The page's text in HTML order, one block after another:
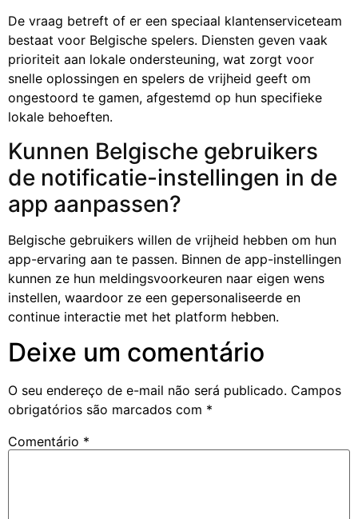
De vraag betreft of er een speciaal klantenserviceteam
bestaat voor Belgische spelers. Diensten geven vaak
prioriteit aan lokale ondersteuning, wat zorgt voor
snelle oplossingen en spelers de vrijheid geeft om
ongestoord te gamen, afgestemd op hun specifieke
lokale behoeften.
Kunnen Belgische gebruikers
de notificatie-instellingen in de
app aanpassen?
Belgische gebruikers willen de vrijheid hebben om hun
app-ervaring aan te passen. Binnen de app-instellingen
kunnen ze hun meldingsvoorkeuren naar eigen wens
instellen, waardoor ze een gepersonaliseerde en
continue interactie met het platform hebben.
Deixe um comentário
O seu endereço de e-mail não será publicado. Campos
obrigatórios são marcados com *
Comentário *